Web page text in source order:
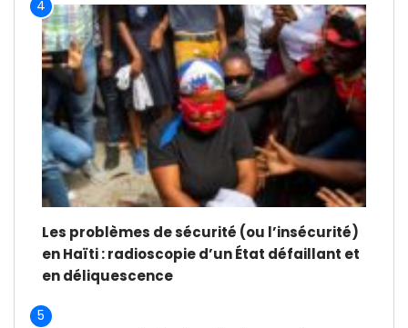
4
Les problèmes de sécurité (ou l’insécurité)
en Haïti : radioscopie d’un État défaillant et
en déliquescence
5